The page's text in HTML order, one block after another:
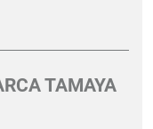
TAMAYA